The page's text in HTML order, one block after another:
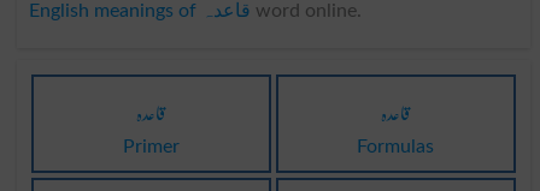
English meanings of قاعدہ word online.
قاعدہ
Primer
قاعدہ
Formulas